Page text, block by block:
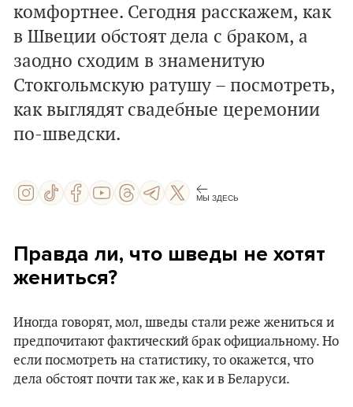
комфортнее. Сегодня расскажем, как
в Швеции обстоят дела с браком, а
заодно сходим в знаменитую
Стокгольмскую ратушу – посмотреть,
как выглядят свадебные церемонии
по-шведски.
МЫ ЗДЕСЬ
Правда ли, что шведы не хотят
жениться?
Иногда говорят, мол, шведы стали реже жениться и
предпочитают фактический брак официальному. Но
если посмотреть на статистику, то окажется, что
дела обстоят почти так же, как и в Беларуси.